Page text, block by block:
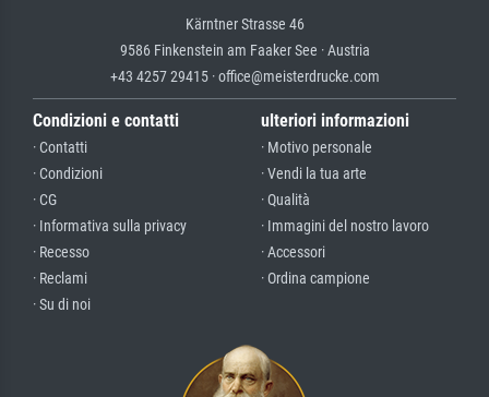
Kärntner Strasse 46
9586 Finkenstein am Faaker See · Austria
+43 4257 29415 · office@meisterdrucke.com
Condizioni e contatti
· Contatti
· Condizioni
· CG
· Informativa sulla privacy
· Recesso
· Reclami
· Su di noi
ulteriori informazioni
· Motivo personale
· Vendi la tua arte
· Qualità
· Immagini del nostro lavoro
· Accessori
· Ordina campione